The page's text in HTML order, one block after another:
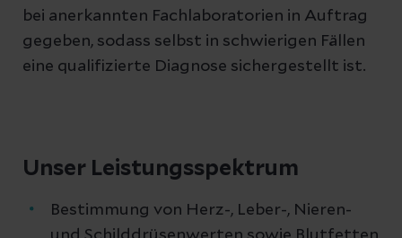
bei anerkannten Fachlaboratorien in Auftrag
gegeben, sodass selbst in schwierigen Fällen
eine qualifizierte Diagnose sichergestellt ist.
Unser Leistungsspektrum
Bestimmung von Herz-, Leber-, Nieren-